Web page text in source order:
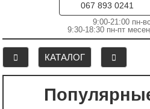
067 893 0241
9:00-21:00 пн-
9:30-18:30 пн-пт
КАТАЛОГ